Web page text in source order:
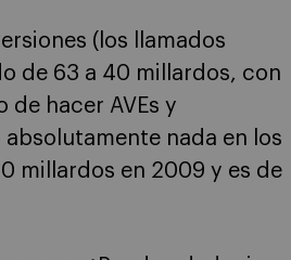
(los llamados
de 63 a 40 millardos, con
de hacer AVEs y
nada en los
millardos en 2009 y es de